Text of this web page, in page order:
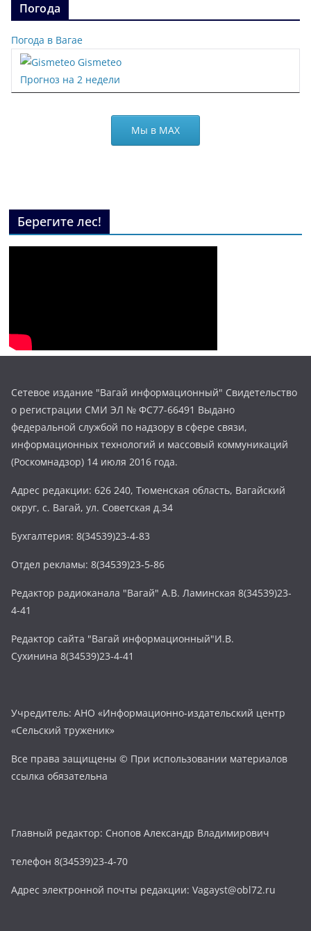
Погода
Погода в Вагае
Gismeteo
Прогноз на 2 недели
Мы в МАХ
Берегите лес!
Сетевое издание "Вагай информационный" Свидетельство
о регистрации СМИ ЭЛ № ФС77-66491 Выдано
федеральной службой по надзору в сфере связи,
информационных технологий и массовый коммуникаций
(Роскомнадзор) 14 июля 2016 года.
Адрес редакции: 626 240, Тюменская область, Вагайский
округ, с. Вагай, ул. Советская д.34
Бухгалтерия: 8(34539)23-4-83
Отдел рекламы: 8(34539)23-5-86
Редактор радиоканала "Вагай" А.В. Ламинская 8(34539)23-
4-41
Редактор сайта "Вагай информационный"И.В.
Сухинина 8(34539)23-4-41
Учредитель: АНО «Информационно-издательский центр
«Сельский труженик»
Все права защищены © При использовании материалов
ссылка обязательна
Главный редактор: Снопов Александр Владимирович
телефон 8(34539)23-4-70
Адрес электронной почты редакции: Vagayst@obl72.ru